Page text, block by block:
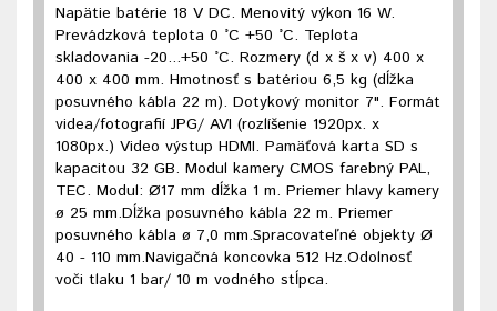
Napätie batérie 18 V DC. Menovitý výkon 16 W.
Prevádzková teplota 0 °C +50 °C. Teplota
skladovania -20...+50 °C. Rozmery (d x š x v) 400 x
400 x 400 mm. Hmotnosť s batériou 6,5 kg (dĺžka
posuvného kábla 22 m). Dotykový monitor 7". Formát
videa/fotografií JPG/ AVI (rozlíšenie 1920px. x
1080px.) Video výstup HDMI. Pamäťová karta SD s
kapacitou 32 GB. Modul kamery CMOS farebný PAL,
TEC. Modul: Ø17 mm dĺžka 1 m. Priemer hlavy kamery
ø 25 mm.Dĺžka posuvného kábla 22 m. Priemer
posuvného kábla ø 7,0 mm.Spracovateľné objekty Ø
40 - 110 mm.Navigačná koncovka 512 Hz.Odolnosť
voči tlaku 1 bar/ 10 m vodného stĺpca.